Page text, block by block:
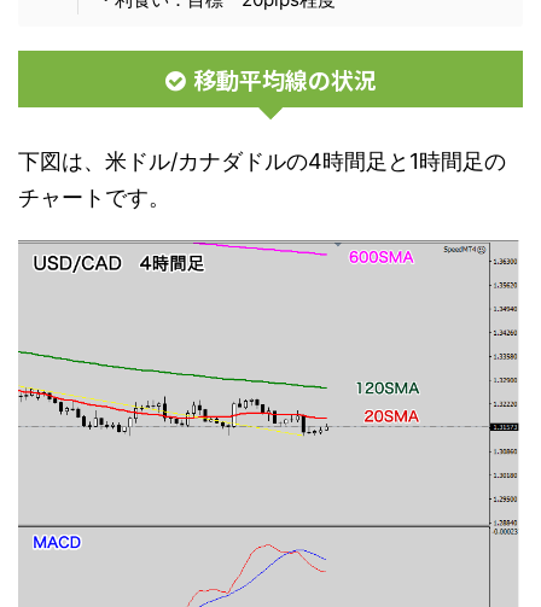
移動平均線の状況
下図は、米ドル/カナダドルの4時間足と1時間足の
チャートです。